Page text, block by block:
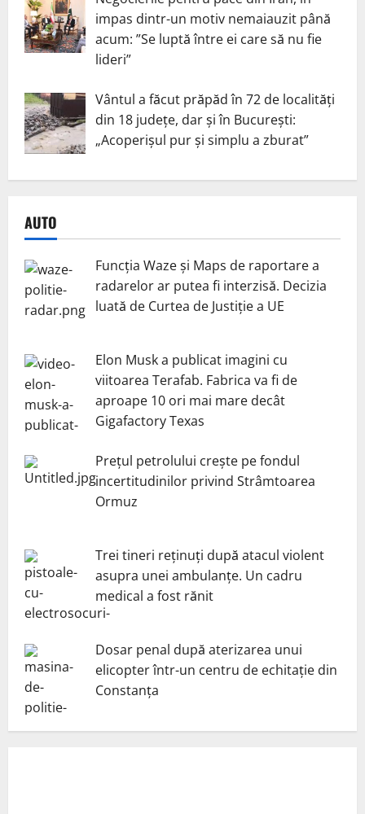
impas dintr-un motiv nemaiauzit până
acum: ”Se luptă între ei care să nu fie
lideri”
Vântul a făcut prăpăd în 72 de localități
din 18 județe, dar și în București:
„Acoperișul pur și simplu a zburat”
AUTO
Funcția Waze și Maps de raportare a
radarelor ar putea fi interzisă. Decizia
luată de Curtea de Justiție a UE
Elon Musk a publicat imagini cu
viitoarea Terafab. Fabrica va fi de
aproape 10 ori mai mare decât
Gigafactory Texas
Prețul petrolului crește pe fondul
incertitudinilor privind Strâmtoarea
Ormuz
Trei tineri reținuți după atacul violent
asupra unei ambulanțe. Un cadru
medical a fost rănit
Dosar penal după aterizarea unui
elicopter într-un centru de echitație din
Constanța